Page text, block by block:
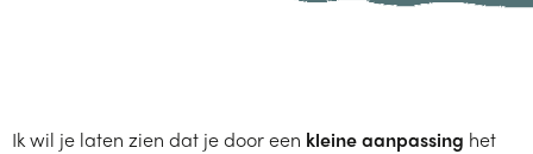
Ik wil je laten zien dat je door een kleine aanpassing het